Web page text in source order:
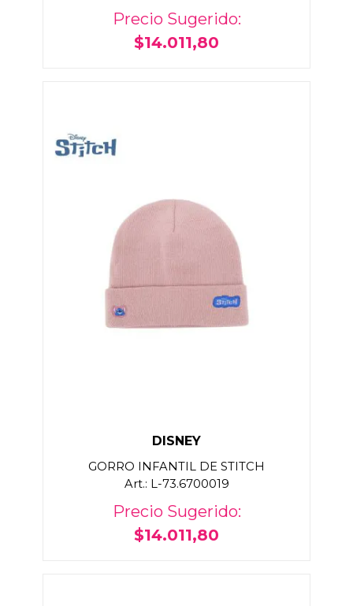
Precio Sugerido:
$14.011,80
DISNEY
GORRO INFANTIL DE STITCH
Art.: L-73.6700019
Precio Sugerido:
$14.011,80